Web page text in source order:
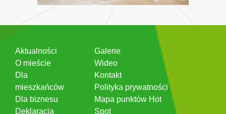
Aktualności
O mieście
Dla
mieszkańców
Dla biznesu
Deklaracja
Galerie
Wideo
Kontakt
Polityka prywatności
Mapa punktów Hot
Spot